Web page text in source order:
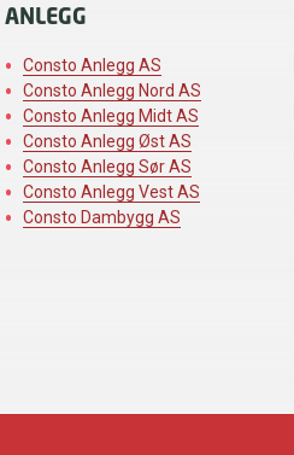
ANLEGG
Consto Anlegg AS
Consto Anlegg Nord AS
Consto Anlegg Midt AS
Consto Anlegg Øst AS
Consto Anlegg Sør AS
Consto Anlegg Vest AS
Consto Dambygg AS